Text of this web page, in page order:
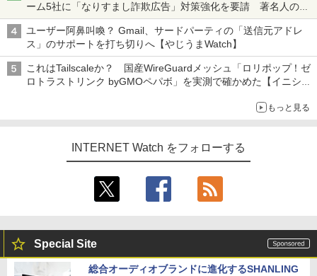
ーム5社に「なりすまし詐欺広告」対策強化を要請 著名人の写
真や映像を使った投資詐欺などへの対策として
ユーザー阿鼻叫喚？ Gmail、サードパーティの「送信元アドレ
ス」のサポートを打ち切りへ【やじうまWatch】
これはTailscaleか？ 国産WireGuardメッシュ「ロリポップ！ゼ
ロトラストリンク byGMOペパボ」を実測で確かめた【イニシャ
もっと見る
INTERNET Watch をフォローする
Special Site
総合オーディオブランドに進化するSHANLING